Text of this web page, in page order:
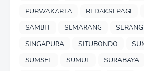
PURWAKARTA
REDAKSI PAGI
SAMBIT
SEMARANG SERANG
SINGAPURA
SITUBONDO
SUMSEL
SUMUT
SURABAYA